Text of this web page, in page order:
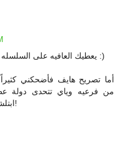
يعطيك العافيه على السلسله التاريخية والتحليل الأكثر من رائع :)
أما تصريح هايف فأضحكني
من فرعيه وياي تتحدى دولة
ابتلشنا فيهم..فعلا شر البلية ما يضحك!